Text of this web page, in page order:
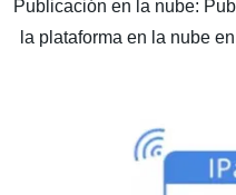
Publicación en la nube:
la plataforma en la nube